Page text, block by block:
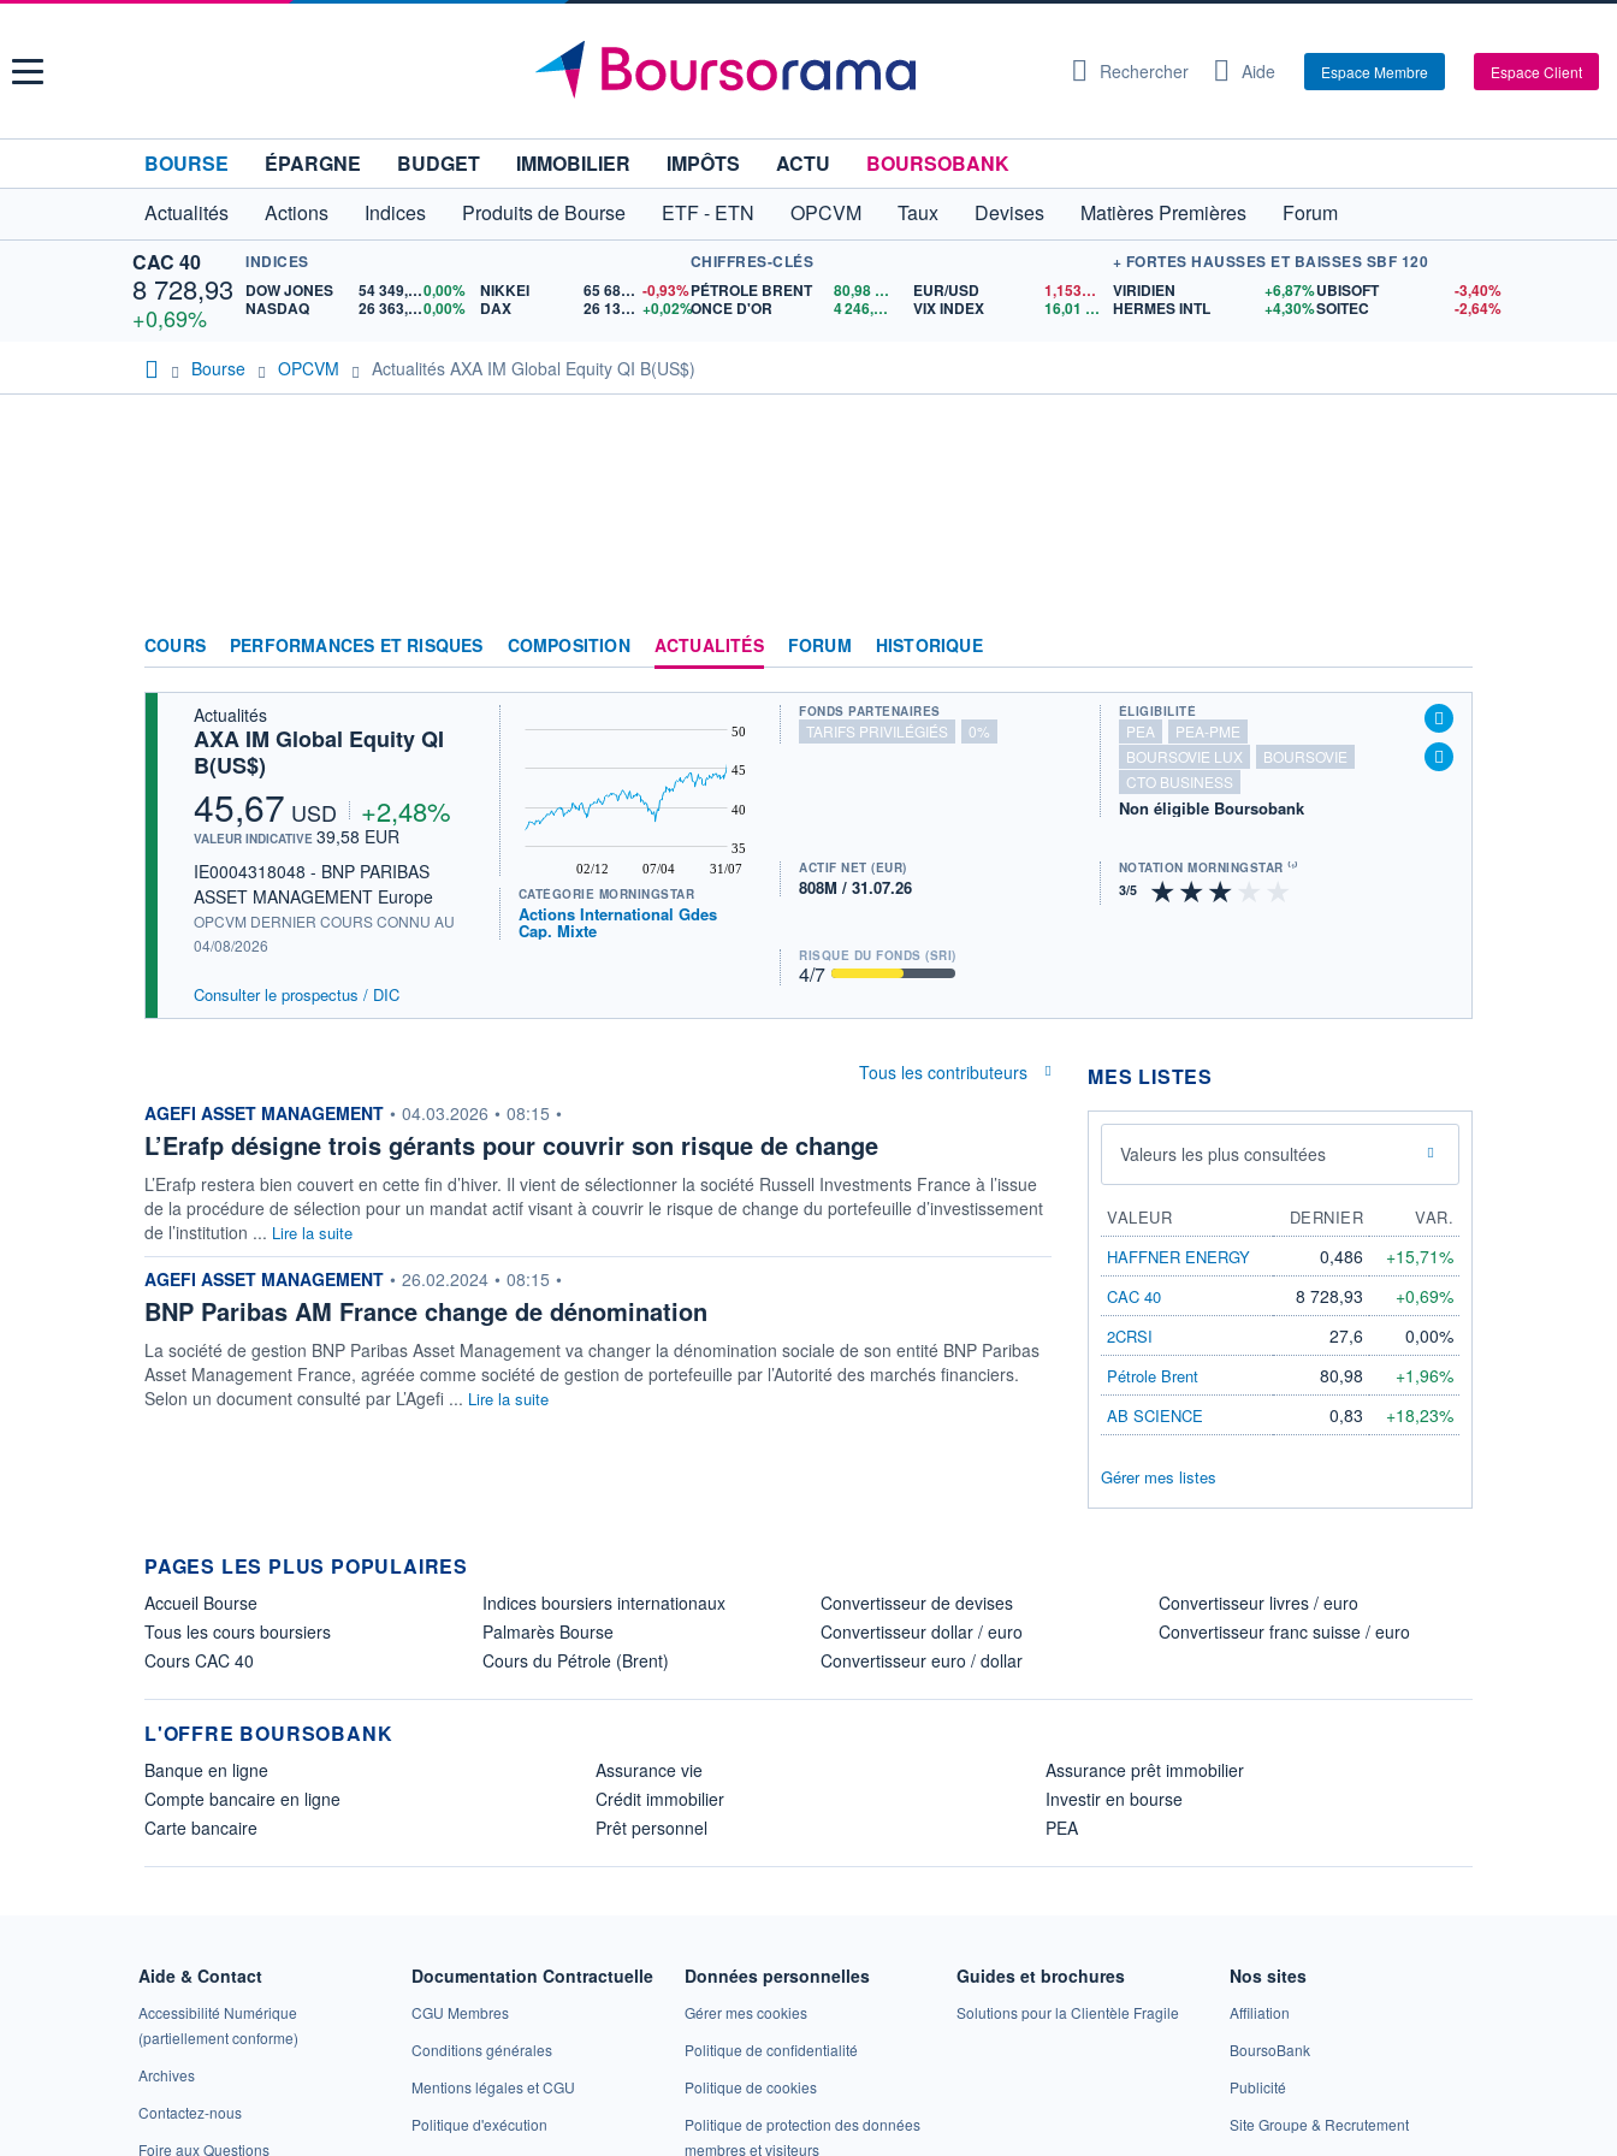
Menu Rechercher Aide Espace Membre Espace Client
BOURSE ÉPARGNE BUDGET IMMOBILIER IMPÔTS ACTU
BOURSOBANK
Actualités
Actions Indices Produits de Bourse ETF - ETN OPCVM Taux Devises Matières Premières
Forum
CAC 40
8 728,93
+0,69%
INDICES
DOW JONES
54 349,120,00%
NASDAQ
26 363,440,00%
NIKKEI 65 683,26 -0,93%
DAX
26 131,35 +0,02%
CHIFFRES-CLÉS
PÉTROLE BRENT
80,98
ONCE D'OR
4 246,78 $US
EUR/USD 1,1538$US
VIX INDEX
16,01
+ FORTES HAUSSES ET BAISSES SBF 120
VIRIDIEN
+6,87%
HERMES INTL
+4,30%
UBISOFT
-3,40%
SOITEC
-2,64%
Bourse OPCVM Actualités AXA IM Global Equity QI B(US$)
COURS PERFORMANCES ET RISQUES COMPOSITION ACTUALITÉS FORUM HISTORIQUE
Actualités
AXA IM Global Equity QI
B(US$)
45,67 USD +2,48%
VALEUR INDICATIVE 39,58 EUR
IE0004318048 - BNP PARIBAS
ASSET MANAGEMENT Europe
OPCVM DERNIER COURS CONNU AU
04/08/2026
Consulter le prospectus / DIC
02/12 07/04 31/07
35
40
45
50
CATÉGORIE MORNINGSTAR
Actions International Gdes
Cap. Mixte
FONDS PARTENAIRES
TARIFS PRIVILÉGIÉS 0%
ÉLIGIBILITÉ
PEA
PEA-PME
BOURSOVIE LUX
BOURSOVIE
CTO BUSINESS
Non éligible Boursobank
ACTIF NET (EUR)
808M / 31.07.26
NOTATION MORNINGSTAR ⁽¹⁾
RISQUE DU FONDS (SRI)
4/7
Tous les contributeurs
information fournie par
AGEFI ASSET MANAGEMENT • 04.03.2026 • 08:15 •
L’Erafp désigne trois gérants pour couvrir son risque de change
L’Erafp restera bien couvert en cette fin d’hiver. Il vient de sélectionner la société Russell Investments France à l’issue
de la procédure de sélection pour un mandat actif visant à couvrir le risque de change du portefeuille d’investissement
de l’institution ... Lire la suite
information fournie par
AGEFI ASSET MANAGEMENT • 26.02.2024 • 08:15 •
BNP Paribas AM France change de dénomination
La société de gestion BNP Paribas Asset Management va changer la dénomination sociale de son entité BNP Paribas
Asset Management France, agréée comme société de gestion de portefeuille par l’Autorité des marchés financiers.
Selon un document consulté par L’Agefi ... Lire la suite
MES LISTES
Valeurs les plus consultées
VALEUR DERNIER
VAR.
HAFFNER ENERGY
0,486 +15,71%
CAC 40 8 728,93 +0,69%
2CRSI 27,6 0,00%
Pétrole Brent 80,98 +1,96%
AB SCIENCE 0,83 +18,23%
Gérer mes listes
PAGES LES PLUS POPULAIRES
Accueil Bourse
Tous les cours boursiers
Cours CAC 40
Indices boursiers internationaux
Palmarès Bourse
Cours du Pétrole (Brent)
Convertisseur de devises
Convertisseur dollar / euro
Convertisseur euro / dollar
Convertisseur livres / euro
Convertisseur franc suisse / euro
L'OFFRE BOURSOBANK
Banque en ligne
Compte bancaire en ligne
Carte bancaire
Assurance vie
Crédit immobilier
Prêt personnel
Assurance prêt immobilier
Investir en bourse
PEA
Aide & Contact
Accessibilité Numérique
(partiellement conforme)
Archives
Contactez-nous
Foire aux Questions
Documentation Contractuelle
CGU Membres
Conditions générales
Mentions légales et CGU
Politique d'exécution
Données personnelles
Gérer mes cookies
Politique de confidentialité
Politique de cookies
Politique de protection des données
membres et visiteurs
Guides et brochures
Solutions pour la Clientèle Fragile
Nos sites
Affiliation
BoursoBank
Publicité
Site Groupe & Recrutement